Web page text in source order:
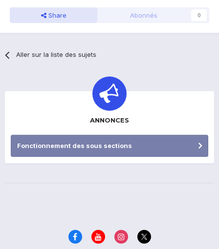
Share Abonnés 0
Aller sur la liste des sujets
ANNONCES
Fonctionnement des sous sections